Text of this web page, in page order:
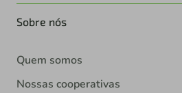
Sobre nós
Quem somos
Nossas cooperativas